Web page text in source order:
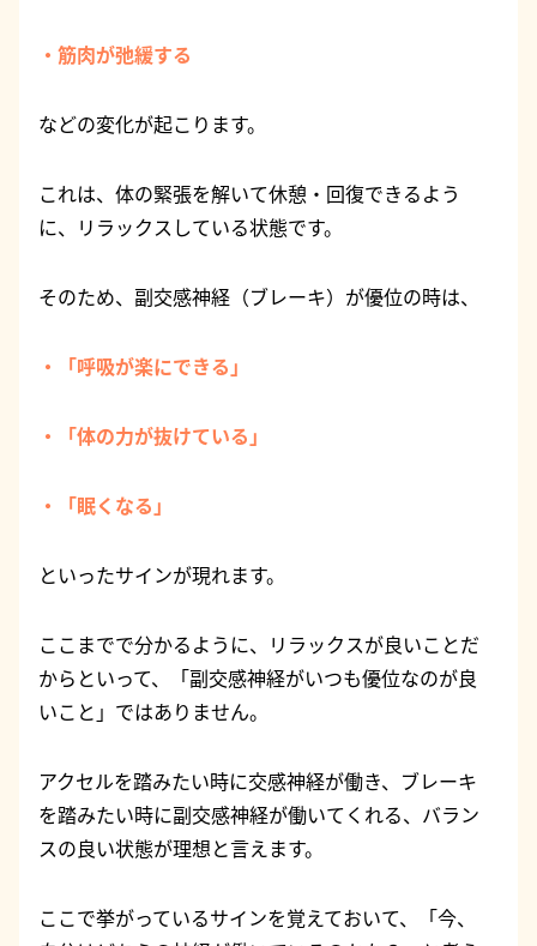
・筋肉が弛緩する
などの変化が起こります。
これは、体の緊張を解いて休憩・回復できるよう
に、リラックスしている状態です。
そのため、副交感神経（ブレーキ）が優位の時は、
・「呼吸が楽にできる」
・「体の力が抜けている」
・「眠くなる」
といったサインが現れます。
ここまでで分かるように、リラックスが良いことだ
からといって、「副交感神経がいつも優位なのが良
いこと」ではありません。
アクセルを踏みたい時に交感神経が働き、ブレーキ
を踏みたい時に副交感神経が働いてくれる、バラン
スの良い状態が理想と言えます。
ここで挙がっているサインを覚えておいて、「今、